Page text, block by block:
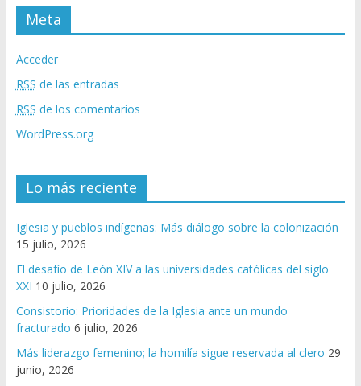
Meta
Acceder
RSS de las entradas
RSS de los comentarios
WordPress.org
Lo más reciente
Iglesia y pueblos indígenas: Más diálogo sobre la colonización
15 julio, 2026
El desafío de León XIV a las universidades católicas del siglo
XXI 10 julio, 2026
Consistorio: Prioridades de la Iglesia ante un mundo
fracturado 6 julio, 2026
Más liderazgo femenino; la homilía sigue reservada al clero 29
junio, 2026